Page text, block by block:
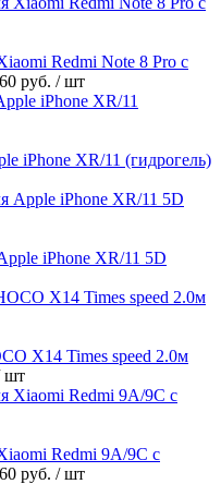
Redmi Note 8 Pro с
60 руб. / шт
iPhone XR/11 (гидрогель)
iPhone XR/11 5D
X14 Times speed 2.0м
шт
Redmi 9A/9C с
60 руб. / шт